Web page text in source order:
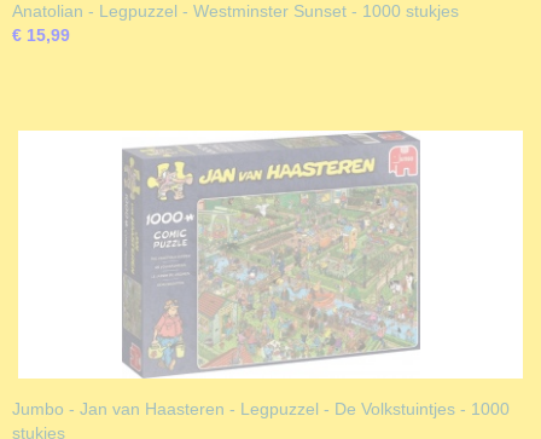
Anatolian - Legpuzzel - Westminster Sunset - 1000 stukjes
€ 15,99
Jumbo - Jan van Haasteren - Legpuzzel - De Volkstuintjes - 1000
stukjes